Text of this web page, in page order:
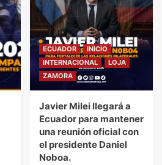
ECUADOR
INICIO
INTERNACIONAL
LOJA
ZAMORA
Javier Milei llegará a
Ecuador para mantener
una reunión oficial con
el presidente Daniel
Noboa.